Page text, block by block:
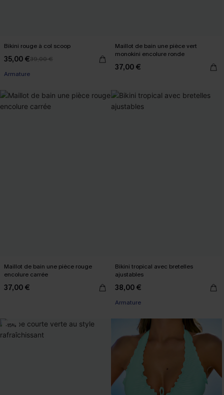
Bikini rouge à col scoop
35,00 €39,00 €
Armature
Maillot de bain une pièce vert
monokini encolure ronde
37,00 €
Maillot de bain une pièce rouge
encolure carrée
37,00 €
Bikini tropical avec bretelles
ajustables
38,00 €
Armature
-15%